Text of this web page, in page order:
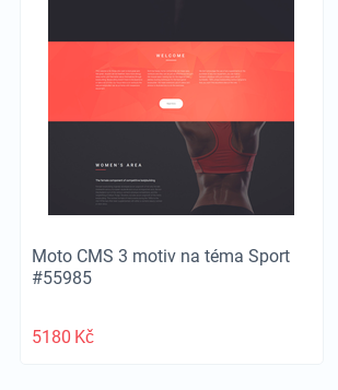
Moto CMS 3 motiv na téma Sport
#55985
5180 Kč